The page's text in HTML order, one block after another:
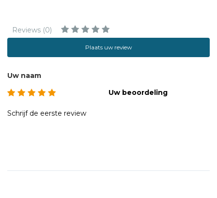
Reviews (0)
Plaats uw review
Uw naam
Uw beoordeling
Schrijf de eerste review